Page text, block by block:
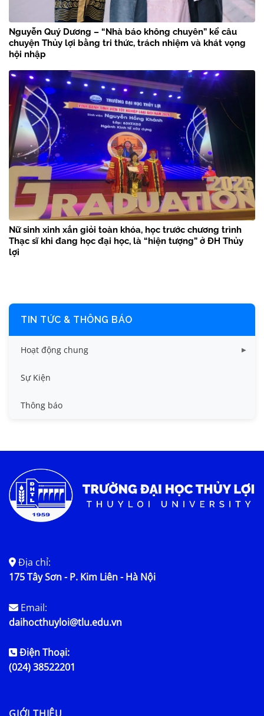
Nguyễn Quý Dương – “Nhà báo không chuyên” kể câu
chuyện Thủy lợi bằng tri thức, trách nhiệm và khát vọng
hội nhập
Nữ sinh xinh xắn giỏi toàn khóa, học trước chương trình
Thạc sĩ khi đang học đại học, là “hiện tượng” ở ĐH Thủy
lợi
TIN TỨC & THÔNG BÁO
Hoạt động chung
Tin công tác sinh viên
Tin đào tạo
Tin tức chung
Sự Kiện
Thông báo
Địa chỉ:
175 Tây Sơn - P. Kim Liên - Hà Nội
Email:
daihocthuyloi@tlu.edu.vn
Điện Thoại:
(024) 38522201